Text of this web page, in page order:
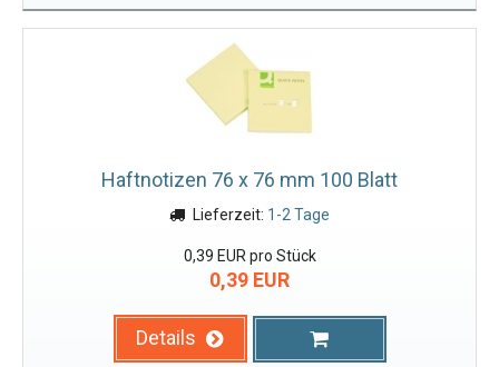
Haftnotizen 76 x 76 mm 100 Blatt
Lieferzeit: 1-2 Tage
0,39 EUR pro Stück
0,39 EUR
Details